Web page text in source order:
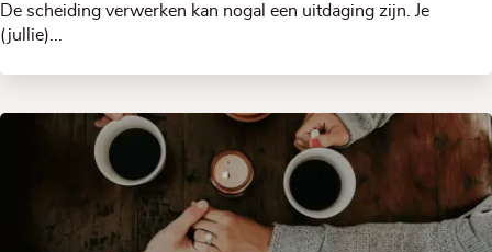
De scheiding verwerken kan nogal een uitdaging zijn. Je
(jullie)...